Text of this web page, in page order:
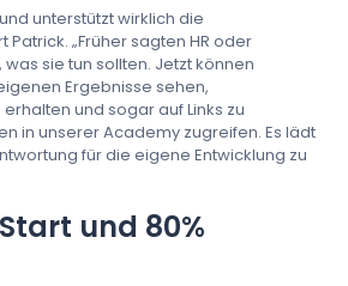
unterstützt wirklich die
Patrick. „Früher sagten HR oder
sie tun sollten. Jetzt können
Ergebnisse sehen,
und sogar auf Links zu
in unserer Academy zugreifen. Es lädt
für die eigene Entwicklung zu
und 80%